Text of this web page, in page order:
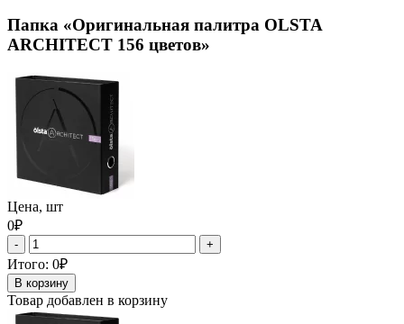
Папка «Оригинальная палитра OLSTA
ARCHITECT 156 цветов»
Цена, шт
0₽
- +
Итого: 0₽
В корзину
Товар добавлен в корзину